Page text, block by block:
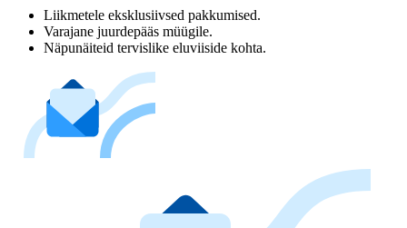
Liikmetele eksklusiivsed pakkumised.
Varajane juurdepääs müügile.
Näpunäiteid tervislike eluviiside kohta.